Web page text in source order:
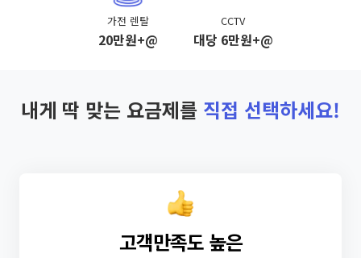
가전 렌탈
20만원+@
CCTV
대당 6만원+@
내게 딱 맞는 요금제를 직접 선택하세요!
고객만족도 높은